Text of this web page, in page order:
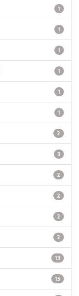
1
1
1
1
1
1
2
3
2
2
2
2
13
15